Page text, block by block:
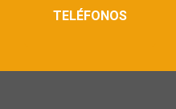
TELÉFONOS